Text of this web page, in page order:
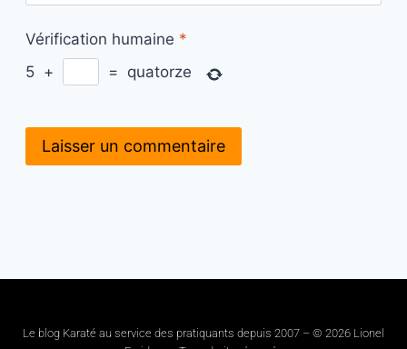
Vérification humaine *
5 + = quatorze
Le blog Karaté au service des pratiquants depuis 2007 – © 2026 Lionel